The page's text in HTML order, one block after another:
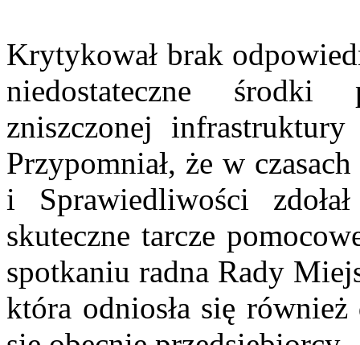
Krytykował brak
niedostateczne środki
zniszczonej
Przypomniał, że w
i Sprawiedliwości
skuteczne tarcze
spotkaniu radna Rady
która odniosła się